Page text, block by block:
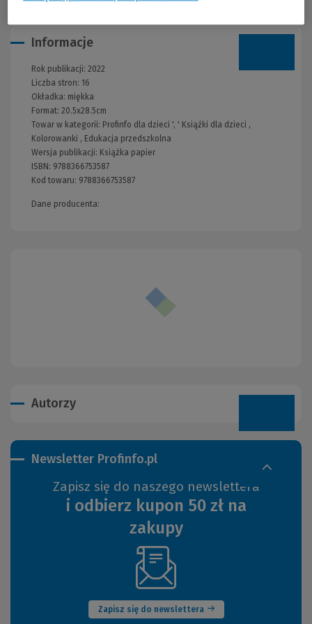
Informacje
Rok publikacji: 2022
Liczba stron: 16
Okładka: miękka
Format: 20.5x28.5cm
Towar w kategorii: Profinfo dla dzieci ', ' Książki dla dzieci ,
Kolorowanki , Edukacja przedszkolna
Wersja publikacji: Książka papier
ISBN: 9788366753587
Kod towaru: 9788366753587
Dane producenta:
Autorzy
Newsletter Profinfo.pl
Zapisz się do naszego newslettera
i odbierz kupon 50 zł na
zakupy
Zapisz się do newslettera
(Nowe
okno)